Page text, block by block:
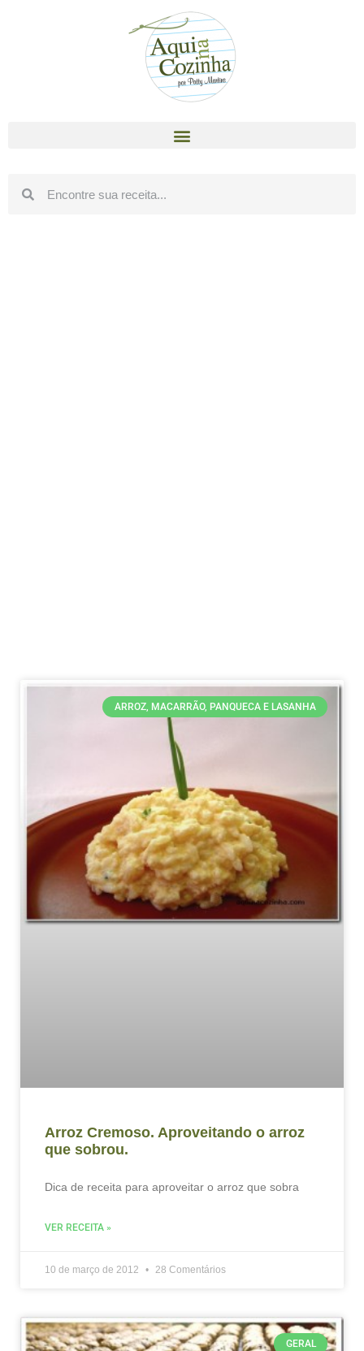
ARROZ, MACARRÃO, PANQUECA E LASANHA
Arroz Cremoso. Aproveitando o arroz
que sobrou.
Dica de receita para aproveitar o arroz que sobra
VER RECEITA »
10 de março de 2012 28 Comentários
GERAL